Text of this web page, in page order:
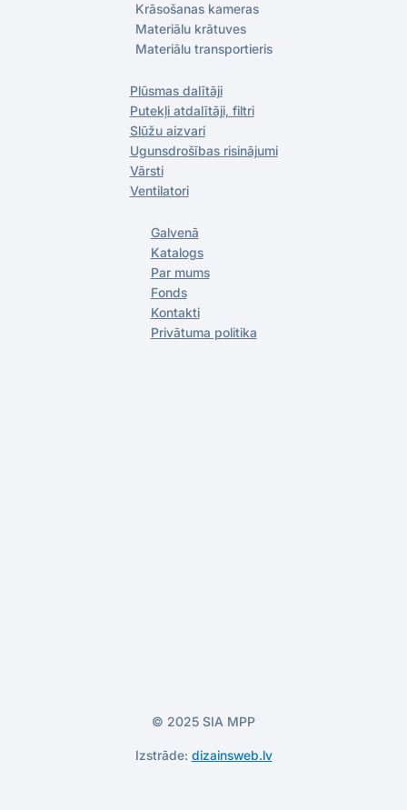
© 2025 SIA MPP
Krāsošanas kameras
Materiālu krātuves
Materiālu transportieris
Plūsmas dalītāji
Putekļi atdalītāji, filtri
Slūžu aizvari
Ugunsdrošības risinājumi
Vārsti
Ventilatori
Galvenā
Katalogs
Par mums
Fonds
Kontakti
Privātuma politika
Izstrāde: dizainsweb.lv